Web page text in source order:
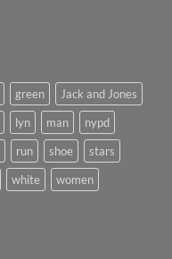
green
Jack and Jones
lyn man
nypd
run shoe
stars
white women